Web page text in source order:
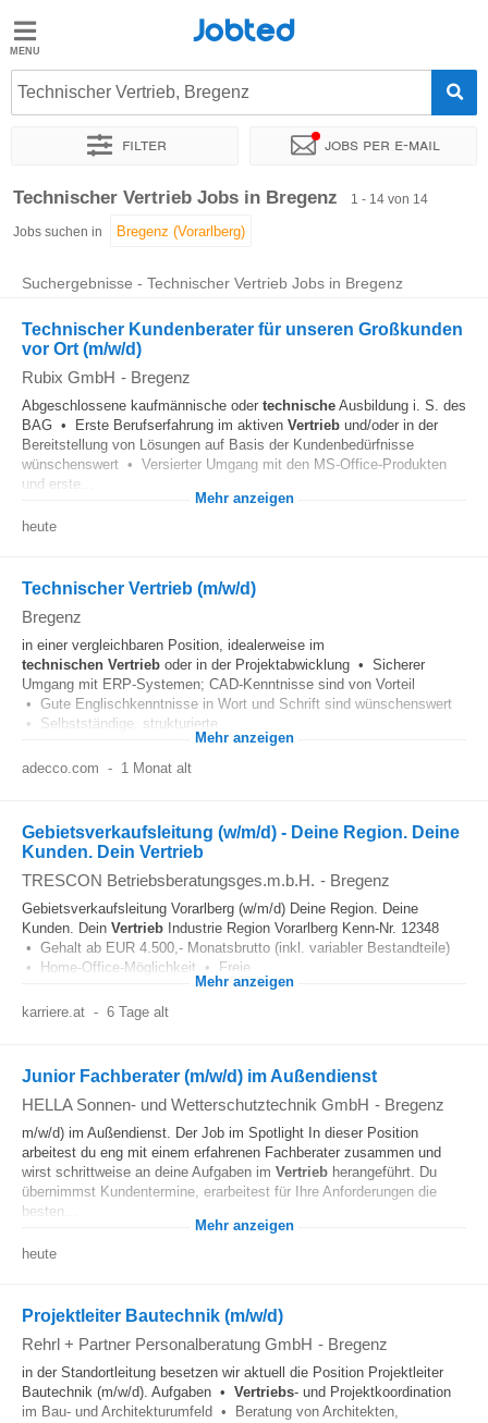
Jobted
Jobs
Jobted
Technischer Vertrieb, Bregenz
Filter Jobs per e-mail
Sortieren nach Genauer Standort Unternehmen
Technischer Vertrieb Jobs in Bregenz 1 - 14 von 14
Jobs suchen in
Suchergebnisse - Technischer Vertrieb Jobs in Bregenz
Technischer Kundenberater für unseren Großkunden
vor Ort (m/w/d)
Rubix GmbH - Bregenz
Abgeschlossene kaufmännische oder technische Ausbildung i. S. des
BAG • Erste Berufserfahrung im aktiven Vertrieb und/oder in der
Bereitstellung von Lösungen auf Basis der Kundenbedürfnisse
wünschenswert • Versierter Umgang mit den MS-Office-Produkten
und erste...
Mehr anzeigen
heute
Technischer Vertrieb (m/w/d)
Bregenz
in einer vergleichbaren Position, idealerweise im
technischen Vertrieb oder in der Projektabwicklung • Sicherer
Umgang mit ERP-Systemen; CAD-Kenntnisse sind von Vorteil
• Gute Englischkenntnisse in Wort und Schrift sind wünschenswert
• Selbstständige, strukturierte...
Mehr anzeigen
adecco.com - 1 Monat alt
Gebietsverkaufsleitung (w/m/d) - Deine Region. Deine
Kunden. Dein Vertrieb
TRESCON Betriebsberatungsges.m.b.H. - Bregenz
Gebietsverkaufsleitung Vorarlberg (w/m/d) Deine Region. Deine
Kunden. Dein Vertrieb Industrie Region Vorarlberg Kenn-Nr. 12348
• Gehalt ab EUR 4.500,- Monatsbrutto (inkl. variabler Bestandteile)
• Home-Office-Möglichkeit • Freie...
Mehr anzeigen
karriere.at - 6 Tage alt
Junior Fachberater (m/w/d) im Außendienst
HELLA Sonnen- und Wetterschutztechnik GmbH - Bregenz
m/w/d) im Außendienst. Der Job im Spotlight In dieser Position
arbeitest du eng mit einem erfahrenen Fachberater zusammen und
wirst schrittweise an deine Aufgaben im Vertrieb herangeführt. Du
übernimmst Kundentermine, erarbeitest für Ihre Anforderungen die
besten...
Mehr anzeigen
heute
Projektleiter Bautechnik (m/w/d)
Rehrl + Partner Personalberatung GmbH - Bregenz
in der Standortleitung besetzen wir aktuell die Position Projektleiter
Bautechnik (m/w/d). Aufgaben • Vertriebs- und Projektkoordination
im Bau- und Architekturumfeld • Beratung von Architekten,